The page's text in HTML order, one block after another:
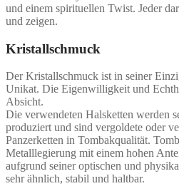
und einem spirituellen Twist. Jeder
und zeigen.
Kristallschmuck
Der Kristallschmuck ist in seiner
Unikat. Die Eigenwilligkeit und
Absicht.
Die verwendeten Halsketten werden
produziert und sind vergoldete oder
Panzerketten in Tombakqualität.
Metalllegierung mit einem hohen
aufgrund seiner optischen und
sehr ähnlich, stabil und haltbar.